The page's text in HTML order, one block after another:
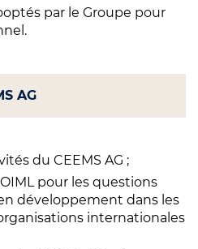
par le Groupe pour
AG
du CEEMS AG ;
pour les questions
développement dans les
internationales